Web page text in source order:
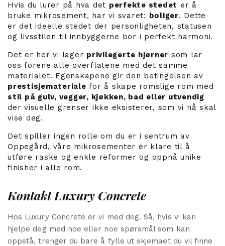
Hvis du lurer på hva det perfekte stedet er å
bruke mikrosement, har vi svaret: boliger. Dette
er det ideelle stedet der personligheten, statusen
og livsstilen til innbyggerne bor i perfekt harmoni.
Det er her vi lager privilegerte hjørner som lar
oss forene alle overflatene med det samme
materialet. Egenskapene gir den betingelsen av
prestisjemateriale for å skape romslige rom med
stil på gulv, vegger, kjøkken, bad eller utvendig
der visuelle grenser ikke eksisterer, som vi nå skal
vise deg.
Det spiller ingen rolle om du er i sentrum av
Oppegård, våre mikrosementer er klare til å
utføre raske og enkle reformer og oppnå unike
finisher i alle rom.
Kontakt Luxury Concrete
Hos Luxury Concrete er vi med deg. Så, hvis vi kan
hjelpe deg med noe eller noe spørsmål som kan
oppstå, trenger du bare å fylle ut skjemaet du vil finne